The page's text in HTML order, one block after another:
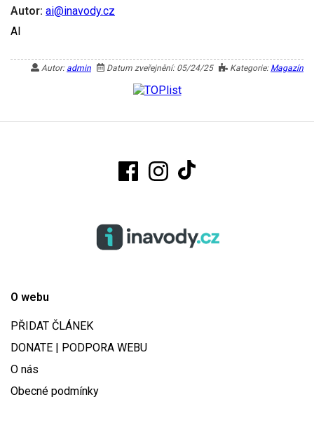
Autor: ai@inavody.cz
AI
Autor: admin Datum zveřejnění: 05/24/25 Kategorie: Magazín
O webu
PŘIDAT ČLÁNEK
DONATE | PODPORA WEBU
O nás
Obecné podmínky